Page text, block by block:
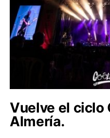
Vuelve el ciclo
Almería.